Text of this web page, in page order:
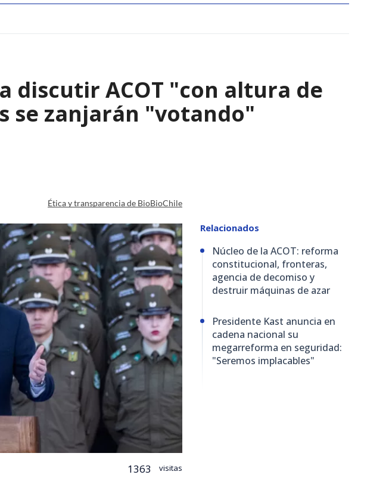
discutir ACOT "con altura de
se zanjarán "votando"
Ética y transparencia de BioBioChile
1363 visitas
Relacionados
Núcleo de la ACOT: reforma
constitucional, fronteras,
agencia de decomiso y
destruir máquinas de azar
Presidente Kast anuncia en
cadena nacional su
megarreforma en seguridad:
"Seremos implacables"